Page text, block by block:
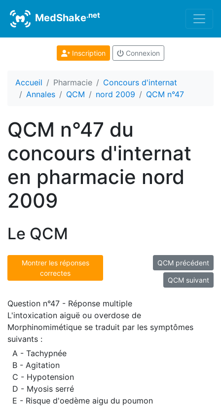
MedShake.net
Inscription Connexion
Accueil Pharmacie
Concours d'internat
Annales
QCM nord 2009 QCM n°47
QCM n°47 du
concours d'internat
en pharmacie nord
2009
Le QCM
Montrer les réponses
correctes
QCM précédent
QCM suivant
Question n°47 - Réponse multiple
L'intoxication aiguë ou overdose de
Morphinomimétique se traduit par les symptômes
suivants :
A - Tachypnée
B - Agitation
C - Hypotension
D - Myosis serré
E - Risque d'oedème aigu du poumon